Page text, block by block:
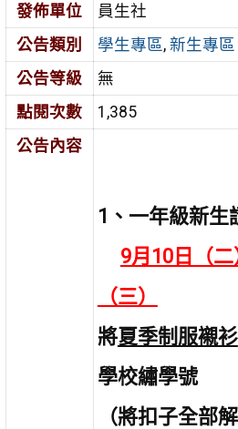
發佈單位
員生社
公告類別
學生專區, 新生專區
公告等級
無
點閱次數
1,385
公告內容
繡
1、一年級新生
9月10日（
（三）
將夏季制服襯衫
學校繡學號
（將扣子全部